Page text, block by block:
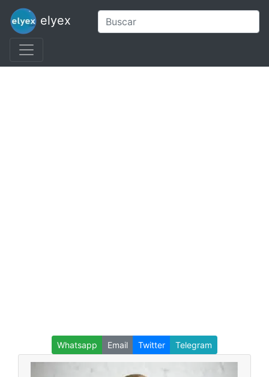
elyex
Whatsapp Email Twitter Telegram